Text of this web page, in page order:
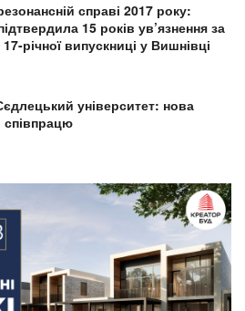
справі 2017 року:
15 років ув’язнення за
річної випускниці у Вишнівці
університет: нова
співпрацю